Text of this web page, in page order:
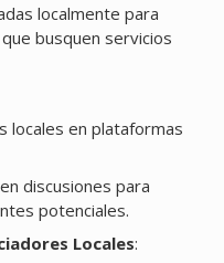
localmente para
busquen servicios
locales en plataformas
discusiones para
potenciales.
Locales: